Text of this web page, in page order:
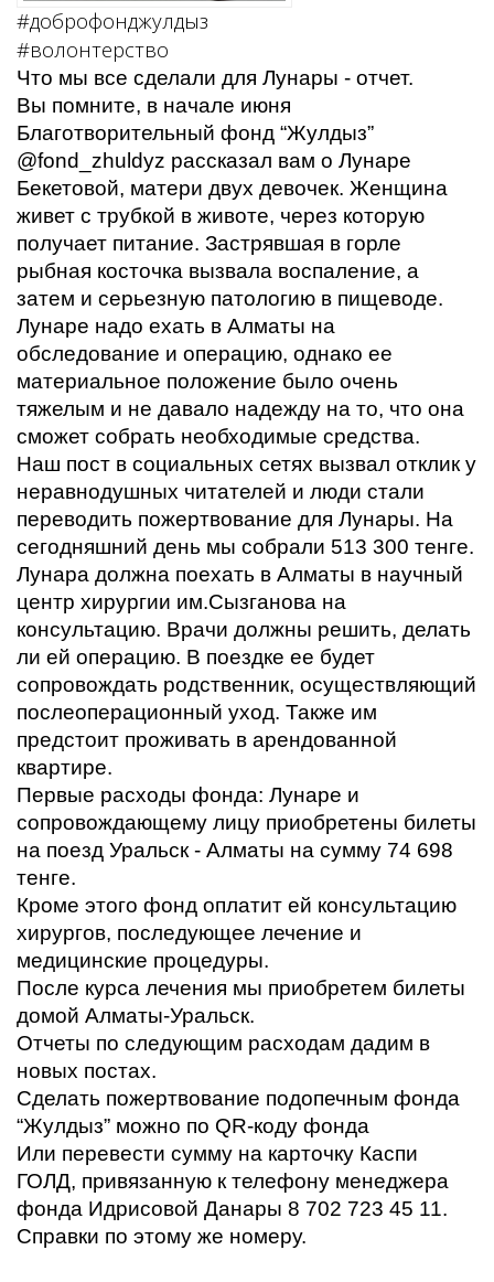
#доброфонджулдыз
#волонтерство
Что мы все сделали для Лунары - отчет.
Вы помните, в начале июня
Благотворительный фонд “Жулдыз”
@fond_zhuldyz рассказал вам о Лунаре
Бекетовой, матери двух девочек. Женщина
живет с трубкой в животе, через которую
получает питание. Застрявшая в горле
рыбная косточка вызвала воспаление, а
затем и серьезную патологию в пищеводе.
Лунаре надо ехать в Алматы на
обследование и операцию, однако ее
материальное положение было очень
тяжелым и не давало надежду на то, что она
сможет собрать необходимые средства.
Наш пост в социальных сетях вызвал отклик у
неравнодушных читателей и люди стали
переводить пожертвование для Лунары. На
сегодняшний день мы собрали 513 300 тенге.
Лунара должна поехать в Алматы в научный
центр хирургии им.Сызганова на
консультацию. Врачи должны решить, делать
ли ей операцию. В поездке ее будет
сопровождать родственник, осуществляющий
послеоперационный уход. Также им
предстоит проживать в арендованной
квартире.
Первые расходы фонда: Лунаре и
сопровождающему лицу приобретены билеты
на поезд Уральск - Алматы на сумму 74 698
тенге.
Кроме этого фонд оплатит ей консультацию
хирургов, последующее лечение и
медицинские процедуры.
После курса лечения мы приобретем билеты
домой Алматы-Уральск.
Отчеты по следующим расходам дадим в
новых постах.
Сделать пожертвование подопечным фонда
“Жулдыз” можно по QR-коду фонда
Или перевести сумму на карточку Каспи
ГОЛД, привязанную к телефону менеджера
фонда Идрисовой Данары 8 702 723 45 11.
Справки по этому же номеру.